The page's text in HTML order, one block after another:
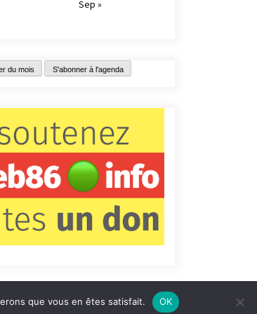
Sep »
du mois S'abonner à l'agenda
nous ? Informations légales
que vous en êtes satisfait. OK